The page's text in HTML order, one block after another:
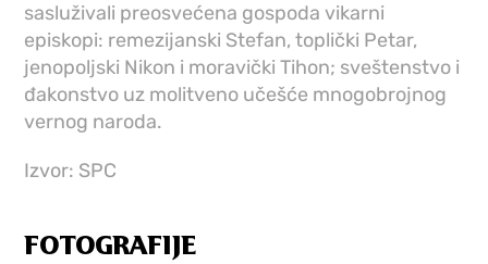
sasluživali preosvećena gospoda vikarni
episkopi: remezijanski Stefan, toplički Petar,
jenopoljski Nikon i moravički Tihon; sveštenstvo i
đakonstvo uz molitveno učešće mnogobrojnog
vernog naroda.
Izvor: SPC
FOTOGRAFIJE